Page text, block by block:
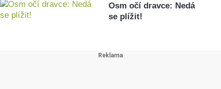
Osm očí dravce: Nedá
se plížit!